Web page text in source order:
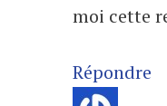
moi cette
Répondre